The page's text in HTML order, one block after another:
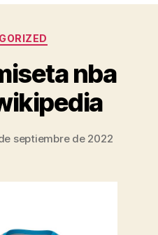
Categorías
nba
septiembre de 2022